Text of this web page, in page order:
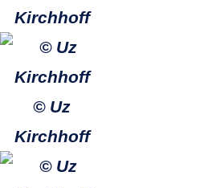
Kirchhoff
© Uz
Kirchhoff